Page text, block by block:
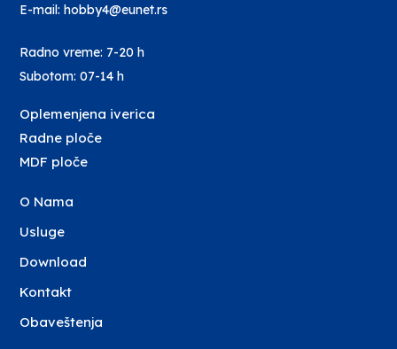
E-mail: hobby4@eunet.rs
Radno vreme: 7-20 h
Subotom: 07-14 h
Oplemenjena iverica
Radne ploče
MDF ploče
O Nama
Usluge
Download
Kontakt
Obaveštenja